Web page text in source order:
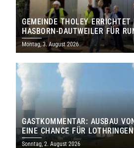
GEMEINDE THOLEY
HASBORN-DAUTWEILER FÜR
MILLIONEN EURO
Montag, 3. August 2026
GASTKOMMENTAR: AUSBAU
EINE CHANCE FÜR
SAARLAND
Sonntag, 2. August 2026